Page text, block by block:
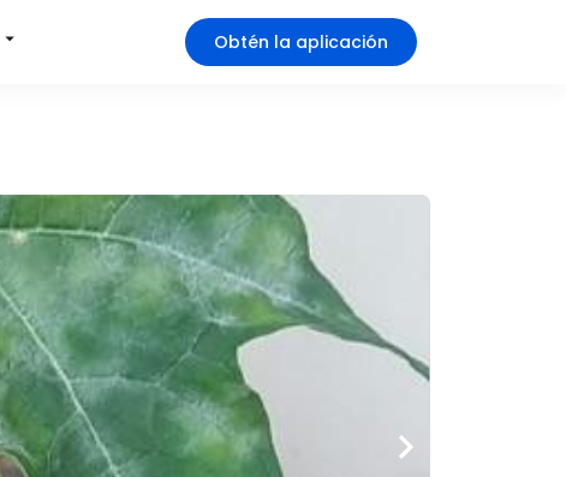
Obtén la aplicación